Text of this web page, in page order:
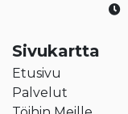
Sivukartta
Etusivu
Palvelut